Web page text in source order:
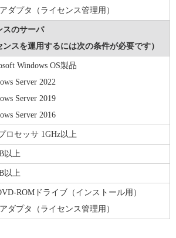
ダプタ（ライセンス管理用）
スのサーバ
ンスを運用するには次の条件が必要です）
Windows OS製品
Server 2022
Server 2019
Server 2016
ロセッサ 1GHz以上
以上
以上
ROMドライブ（インストール用）
ダプタ（ライセンス管理用）